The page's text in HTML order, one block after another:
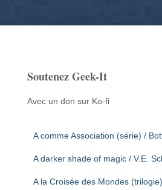
Soutenez Geek-It
Avec un don sur Ko-fi
A comme Association (série) /
A darker shade of magic / V.E.
A la Croisée des Mondes